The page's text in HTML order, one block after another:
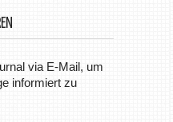
via E-Mail, um
informiert zu